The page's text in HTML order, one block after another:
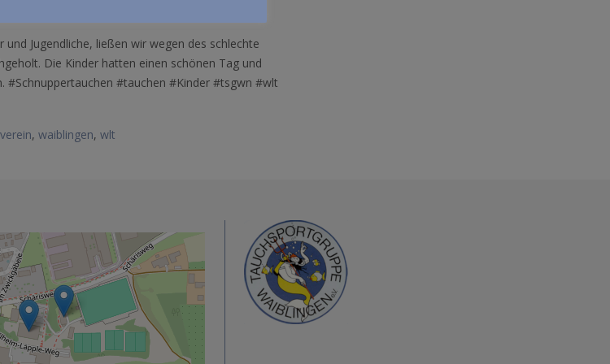
Jugendliche, ließen wir wegen des schlechte
Die Kinder hatten einen schönen Tag und
#Schnuppertauchen #tauchen #Kinder #tsgwn #wlt
verein, waiblingen, wlt